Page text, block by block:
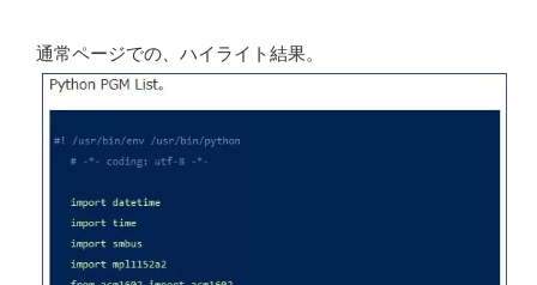
通常ページでの、ハイライト結果。